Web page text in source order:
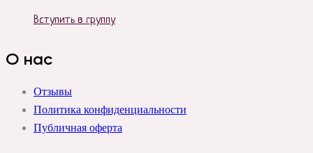
Вступить в группу
О нас
Отзывы
Политика конфиденциальности
Публичная оферта